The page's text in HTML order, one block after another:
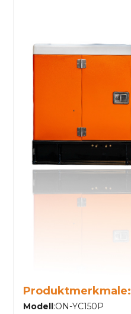
Produktmerkmale:
Modell:ON-YC150P